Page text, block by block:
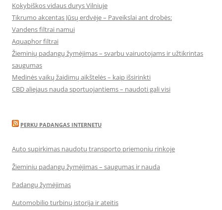
Kokybiškos vidaus durys Vilniuje
Tikrumo akcentas Jūsų erdvėje – Paveikslai ant drobės:
Vandens filtrai namui
Aquaphor filtrai
Žieminių padangų žymėjimas – svarbu vairuotojams ir užtikrintas
saugumas
Medinės vaikų žaidimų aikštelės – kaip išsirinkti
CBD aliejaus nauda sportuojantiems – naudoti gali visi
PERKU PADANGAS INTERNETU
Auto supirkimas naudotų transporto priemonių rinkoje
Žieminių padangų žymėjimas – saugumas ir nauda
Padangų žymėjimas
Automobilio turbinų istorija ir ateitis